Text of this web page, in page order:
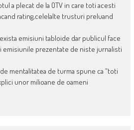
a plecat de la OTV in care toti acesti
rating,celelalte trusturi preluand
emisiuni tabloide dar publicul face
emisiunile prezentate de niste jurnalisti
mentalitatea de turma spune ca “toti
unor milioane de oameni